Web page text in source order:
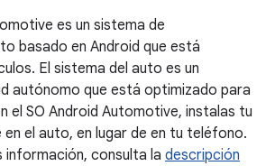
es un sistema de
basado en Android que está
El sistema del auto es un
autónomo que está optimizado para
el SO Android Automotive, instalas tu
el auto, en lugar de en tu teléfono.
información, consulta la descripción